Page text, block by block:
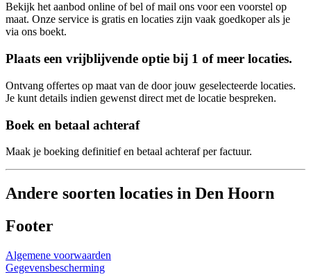
Bekijk het aanbod online of bel of mail ons voor een voorstel op
maat. Onze service is gratis en locaties zijn vaak goedkoper als je
via ons boekt.
Plaats een vrijblijvende optie bij 1 of meer locaties.
Ontvang offertes op maat van de door jouw geselecteerde locaties.
Je kunt details indien gewenst direct met de locatie bespreken.
Boek en betaal achteraf
Maak je boeking definitief en betaal achteraf per factuur.
Andere soorten locaties in Den Hoorn
Footer
Algemene voorwaarden
Gegevensbescherming